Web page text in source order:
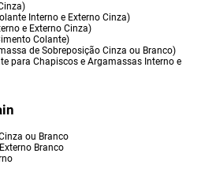
Interno e Externo Cinza)
e Externo Cinza)
Colante)
de Sobreposição Cinza ou Branco)
para Chapiscos e Argamassas Interno e
ou Branco
Branco